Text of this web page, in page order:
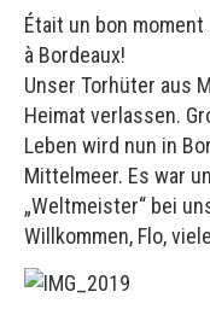
Était un bon
à Bordeaux!
Unser Torhüter aus
Heimat verlassen.
Leben wird nun in
Mittelmeer. Es war
„Weltmeister“ bei
Willkommen, Flo,